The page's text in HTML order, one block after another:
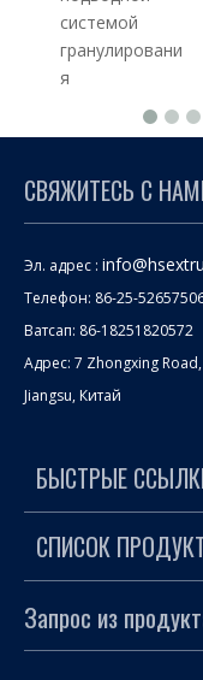
системой
гранулировани
я
СВЯЖИТЕСЬ С
Эл. адрес :
Телефон: 86-25-
Ватсап: 86-18251820572
Адрес: 7 Zhongxing
Jiangsu, Китай
БЫСТРЫЕ
СПИСОК
Запрос из